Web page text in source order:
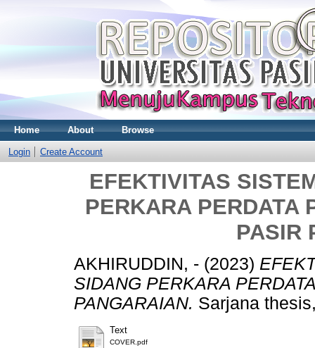
Home About Browse
Login Create Account
EFEKTIVITAS
PERKARA PERDATA
PASIR
AKHIRUDDIN, - (2023)
SIDANG PERKARA
PANGARAIAN. Sarjana
Text
COVER.pdf